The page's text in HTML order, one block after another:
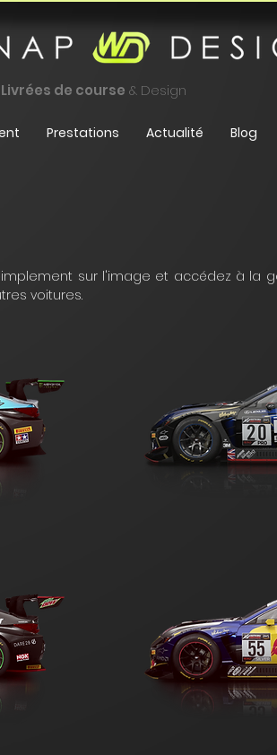
Livrées de course & Design
Prestations Actualité Blog
sur l'image et accédez à la
voitures.